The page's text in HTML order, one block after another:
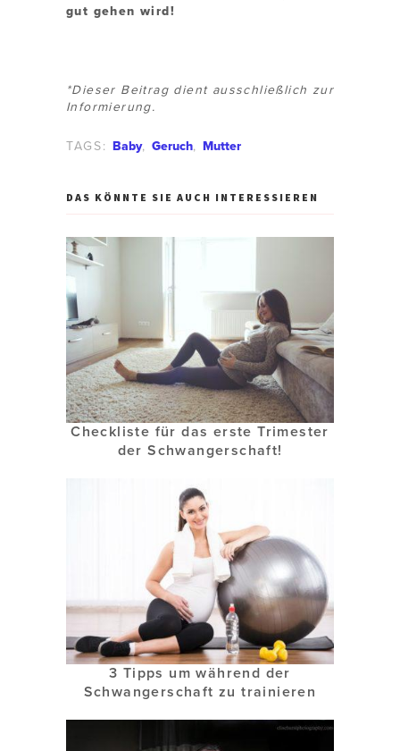
gut gehen wird!
*Dieser Beitrag dient ausschließlich zur
Informierung.
TAGS: Baby, Geruch, Mutter
DAS KÖNNTE SIE AUCH INTERESSIEREN
Checkliste für das erste Trimester
der Schwangerschaft!
3 Tipps um während der
Schwangerschaft zu trainieren